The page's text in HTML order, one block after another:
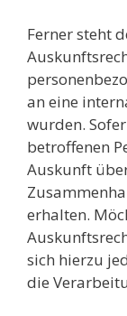
Ferner steht
an eine
wurden.
betroffenen
Auskunft
erhalten.
sich hierzu
die